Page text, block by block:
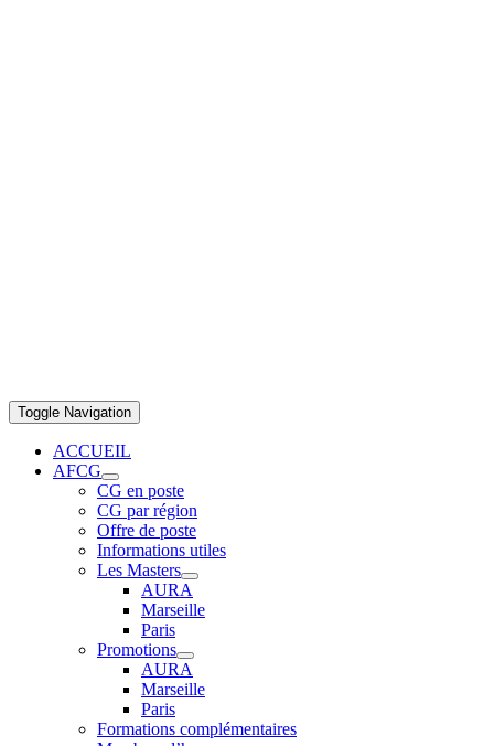
Toggle Navigation
ACCUEIL
AFCG
CG en poste
CG par région
Offre de poste
Informations utiles
Les Masters
AURA
Marseille
Paris
Promotions
AURA
Marseille
Paris
Formations complémentaires